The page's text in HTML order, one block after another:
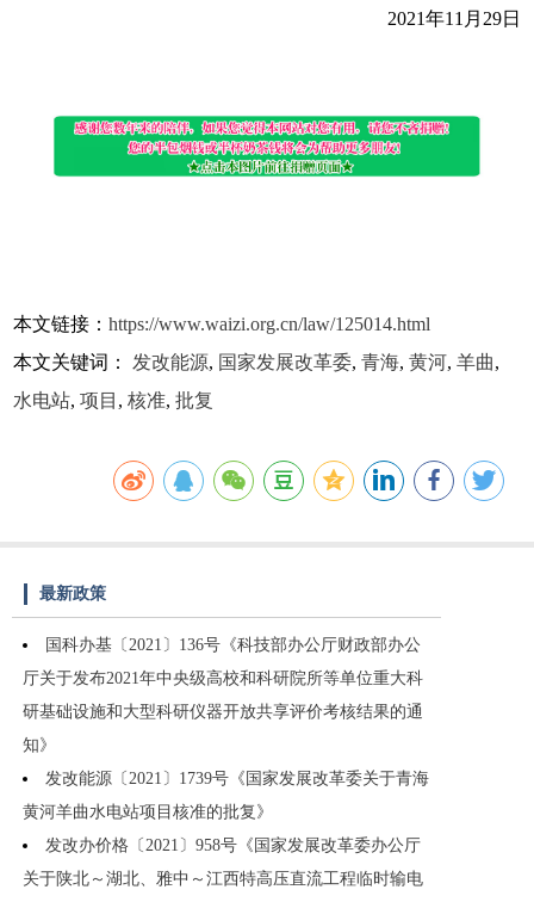
2021年11月29日
本文链接：https://www.waizi.org.cn/law/125014.html
本文关键词：发改能源, 国家发展改革委,青海,黄河,羊曲,
水电站,项目 ,核准,批复
最新政策
国科办基〔2021〕136号《科技部办公厅财政部办公
厅关于发布2021年中央级高校和科研院所等单位重大科
研基础设施和大型科研仪器开放共享评价考核结果的通
知》
发改能源〔2021〕1739号《国家发展改革委关于青海
黄河羊曲水电站项目核准的批复》
发改办价格〔2021〕958号《国家发展改革委办公厅
关于陕北～湖北、雅中～江西特高压直流工程临时输电